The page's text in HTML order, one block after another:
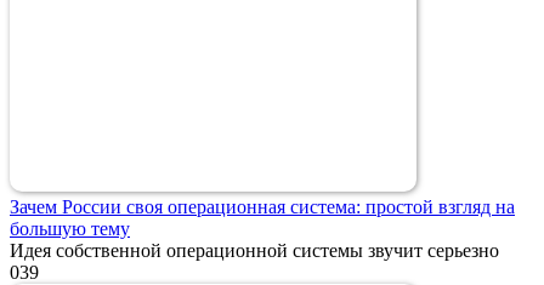
Зачем России своя операционная система: простой взгляд на
большую тему
Идея собственной операционной системы звучит серьезно
039